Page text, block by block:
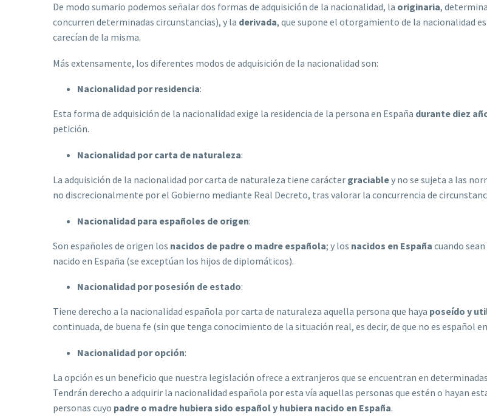
De modo sumario podemos señalar dos formas de adquisición de la nacionalidad, la originaria,
concurren determinadas circunstancias), y la derivada, que supone el otorgamiento de la nacionalidad
carecían de la misma.
Más extensamente, los diferentes modos de adquisición de la nacionalidad son:
Nacionalidad por residencia:
Esta forma de adquisición de la nacionalidad exige la residencia de la persona en España durante diez
petición.
Nacionalidad por carta de naturaleza:
La adquisición de la nacionalidad por carta de naturaleza tiene carácter graciabley no se sujeta a las
no discrecionalmente por el Gobierno mediante Real Decreto, tras valorar la concurrencia de
Nacionalidad para españoles de origen:
Son españoles de origen los nacidos de padre o madre española; y los nacidos en España cuando
nacido en España (se exceptúan los hijos de diplomáticos).
Nacionalidad por posesión de estado:
Tiene derecho a la nacionalidad española por carta de naturaleza aquella persona que haya poseído y
continuada, de buena fe (sin que tenga conocimiento de la situación real, es decir, de que no es español
Nacionalidad por opción:
La opción es un beneficio que nuestra legislación ofrece a extranjeros que se encuentran en
Tendrán derecho a adquirir la nacionalidad española por esta vía aquellas personas que estén o hayan
personas cuyo padre o madre hubiera sido español y hubiera nacido en España.